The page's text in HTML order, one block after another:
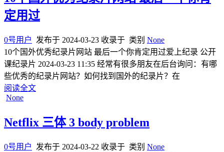
定用过
0号用户 发布于 2024-03-23 收录于 类别 None
10个国外优秀纪录片网站 最后一个你肯定用过爱上纪录 公开
课纪录片 2024-03-23 11:35 经常有很多朋友在后台询问：有哪
些优秀的纪录片网站？如何找到国外的纪录片？在
阅读全文
None
Netflix 三体 3 body problem
0号用户 发布于 2024-03-22 收录于 类别 None